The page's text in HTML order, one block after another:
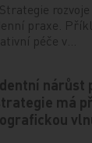
praxe.
péče v…
nárůst
má